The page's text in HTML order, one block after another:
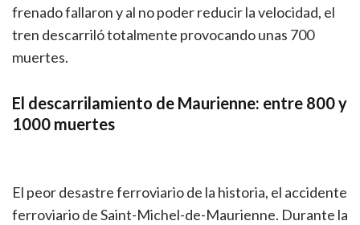
frenado fallaron y al no poder reducir la velocidad, el
tren descarriló totalmente provocando unas 700
muertes.
El descarrilamiento de Maurienne: entre 800 y
1000 muertes
El peor desastre ferroviario de la historia, el accidente
ferroviario de Saint-Michel-de-Maurienne. Durante la